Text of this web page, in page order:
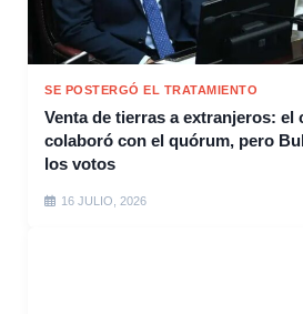
SE POSTERGÓ EL TRATAMIENTO
Venta de tierras a extranjeros: el
colaboró con el quórum, pero
los votos
16 JULIO, 2026